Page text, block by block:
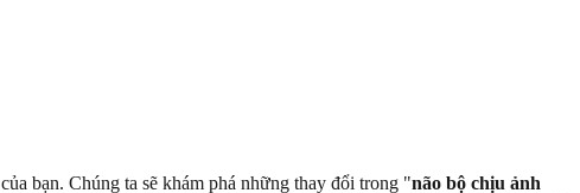
của bạn. Chúng ta sẽ khám phá những thay đổi trong "não bộ chịu ảnh